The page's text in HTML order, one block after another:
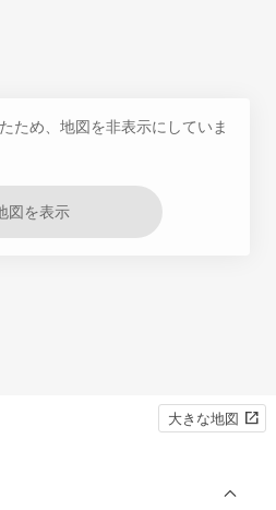
ため、地図を非表示にしていま
図を表示
大きな地図